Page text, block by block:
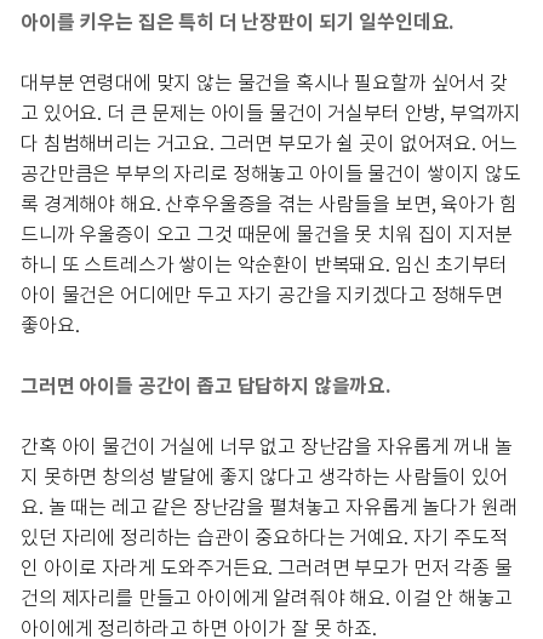
아이를 키우는 집은 특히 더 난장판이 되기 일쑤인데요.
대부분 연령대에 맞지 않는 물건을 혹시나 필요할까 싶어서 갖
고 있어요. 더 큰 문제는 아이들 물건이 거실부터 안방, 부엌까지
다 침범해버리는 거고요. 그러면 부모가 쉴 곳이 없어져요. 어느
공간만큼은 부부의 자리로 정해놓고 아이들 물건이 쌓이지 않도
록 경계해야 해요. 산후우울증을 겪는 사람들을 보면, 육아가 힘
드니까 우울증이 오고 그것 때문에 물건을 못 치워 집이 지저분
하니 또 스트레스가 쌓이는 악순환이 반복돼요. 임신 초기부터
아이 물건은 어디에만 두고 자기 공간을 지키겠다고 정해두면
좋아요.
그러면 아이들 공간이 좁고 답답하지 않을까요.
간혹 아이 물건이 거실에 너무 없고 장난감을 자유롭게 꺼내 놀
지 못하면 창의성 발달에 좋지 않다고 생각하는 사람들이 있어
요. 놀 때는 레고 같은 장난감을 펼쳐놓고 자유롭게 놀다가 원래
있던 자리에 정리하는 습관이 중요하다는 거예요. 자기 주도적
인 아이로 자라게 도와주거든요. 그러려면 부모가 먼저 각종 물
건의 제자리를 만들고 아이에게 알려줘야 해요. 이걸 안 해놓고
아이에게 정리하라고 하면 아이가 잘 못 하죠.